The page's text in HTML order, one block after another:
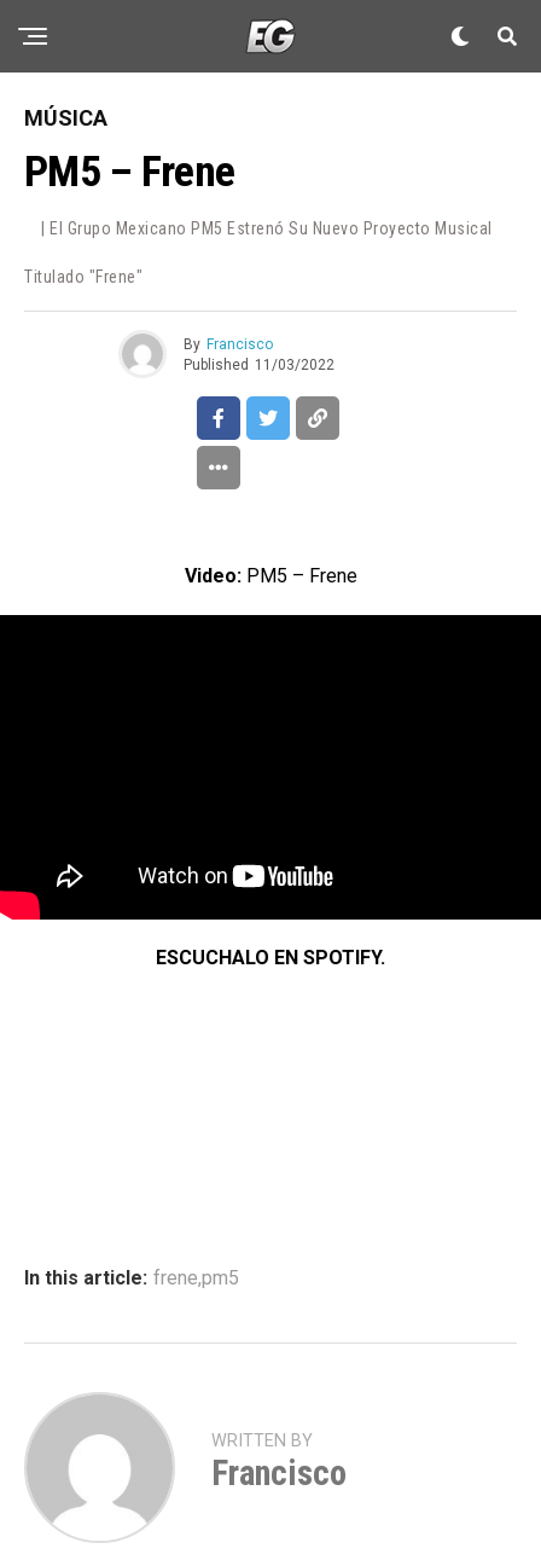
MÚSICA
PM5 – Frene
| El Grupo Mexicano PM5 Estrenó Su Nuevo Proyecto Musical
Titulado "Frene"
By Francisco
Published 11/03/2022
Video:PM5 – Frene
ESCUCHALO EN SPOTIFY.
In this article: frene,pm5
WRITTEN BY
Francisco